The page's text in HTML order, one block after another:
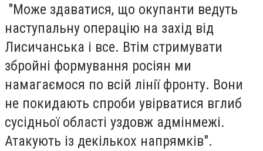
"Може здаватися, що окупанти ведуть
наступальну операцію на захід від
Лисичанська і все. Втім стримувати
збройні формування росіян ми
намагаємося по всій лінії фронту. Вони
не покидають спроби увірватися вглиб
сусідньої області уздовж адмінмежі.
Атакують із декількох напрямків".